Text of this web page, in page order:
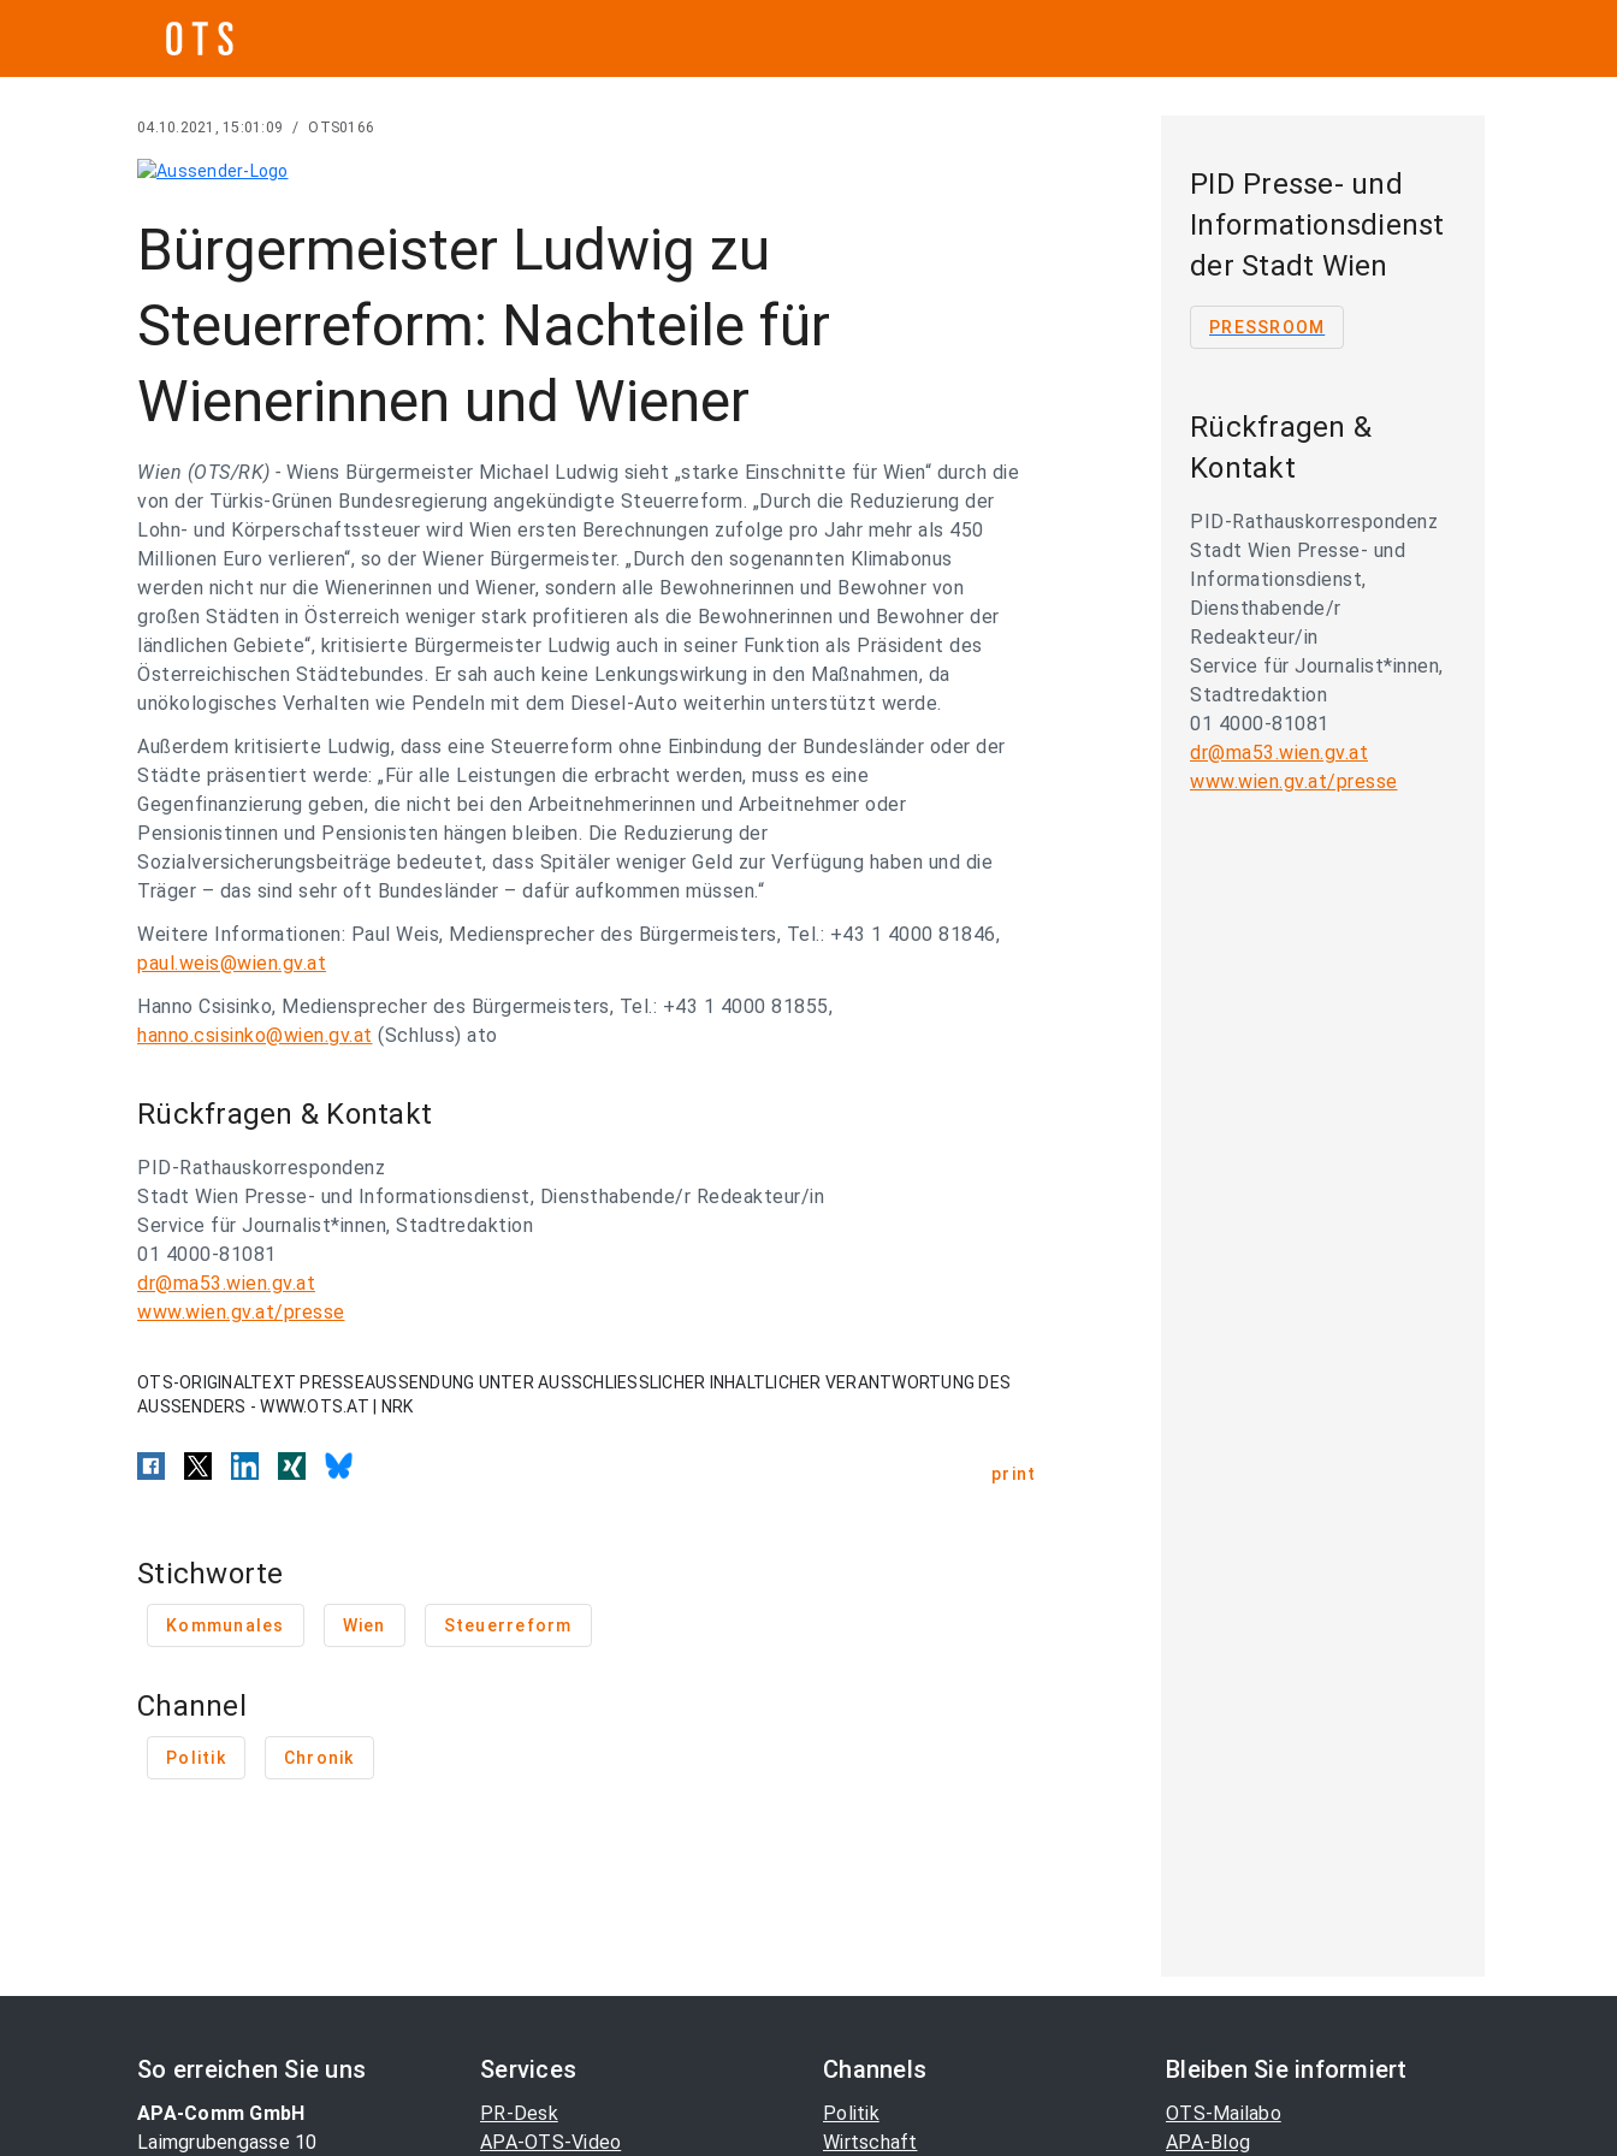
04.10.2021, 15:01:09 / OTS0166
Bürgermeister Ludwig zu
Steuerreform: Nachteile für
Wienerinnen und Wiener
Wien (OTS/RK) - Wiens Bürgermeister Michael Ludwig sieht „starke Einschnitte für Wien“ durch die
von der Türkis-Grünen Bundesregierung angekündigte Steuerreform. „Durch die Reduzierung der
Lohn- und Körperschaftssteuer wird Wien ersten Berechnungen zufolge pro Jahr mehr als 450
Millionen Euro verlieren“, so der Wiener Bürgermeister. „Durch den sogenannten Klimabonus
werden nicht nur die Wienerinnen und Wiener, sondern alle Bewohnerinnen und Bewohner von
großen Städten in Österreich weniger stark profitieren als die Bewohnerinnen und Bewohner der
ländlichen Gebiete“, kritisierte Bürgermeister Ludwig auch in seiner Funktion als Präsident des
Österreichischen Städtebundes. Er sah auch keine Lenkungswirkung in den Maßnahmen, da
unökologisches Verhalten wie Pendeln mit dem Diesel-Auto weiterhin unterstützt werde.
Außerdem kritisierte Ludwig, dass eine Steuerreform ohne Einbindung der Bundesländer oder der
Städte präsentiert werde: „Für alle Leistungen die erbracht werden, muss es eine
Gegenfinanzierung geben, die nicht bei den Arbeitnehmerinnen und Arbeitnehmer oder
Pensionistinnen und Pensionisten hängen bleiben. Die Reduzierung der
Sozialversicherungsbeiträge bedeutet, dass Spitäler weniger Geld zur Verfügung haben und die
Träger – das sind sehr oft Bundesländer – dafür aufkommen müssen.“
Weitere Informationen: Paul Weis, Mediensprecher des Bürgermeisters, Tel.: +43 1 4000 81846,
paul.weis@wien.gv.at
Hanno Csisinko, Mediensprecher des Bürgermeisters, Tel.: +43 1 4000 81855,
hanno.csisinko@wien.gv.at (Schluss) ato
Rückfragen & Kontakt
PID-Rathauskorrespondenz
Stadt Wien Presse- und Informationsdienst, Diensthabende/r Redeakteur/in
Service für Journalist*innen, Stadtredaktion
01 4000-81081
dr@ma53.wien.gv.at
www.wien.gv.at/presse
OTS-ORIGINALTEXT PRESSEAUSSENDUNG UNTER AUSSCHLIESSLICHER INHALTLICHER VERANTWORTUNG DES
AUSSENDERS - WWW.OTS.AT | NRK
print
Stichworte
Kommunales Wien Steuerreform
Channel
Politik Chronik
PID Presse- und
Informationsdienst
der Stadt Wien
PRESSROOM
Rückfragen &
Kontakt
PID-Rathauskorrespondenz
Stadt Wien Presse- und
Informationsdienst,
Diensthabende/r
Redeakteur/in
Service für Journalist*innen,
Stadtredaktion
01 4000-81081
dr@ma53.wien.gv.at
www.wien.gv.at/presse
So erreichen Sie uns
APA-Comm GmbH
Laimgrubengasse 10
Services
PR-Desk
APA-OTS-Video
Channels
Politik
Wirtschaft
Bleiben Sie informiert
OTS-Mailabo
APA-Blog